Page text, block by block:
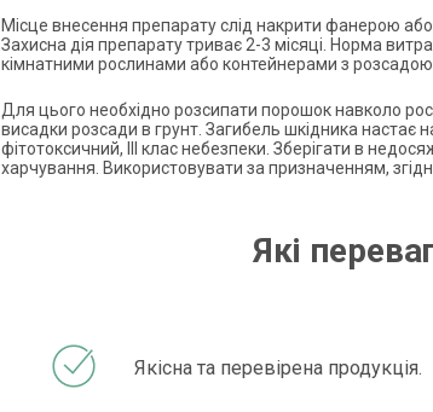
Місце внесення препарату слід накрити фанерою
Захисна дія препарату триває 2-3 місяці. Норма
кімнатними рослинами або контейнерами з
Для цього необхідно розсипати порошок навколо
висадки розсади в грунт. Загибель шкідника настає
фітотоксичний, III клас небезпеки. Зберігати в
харчування. Використовувати за призначенням,
Які
Якісна та перевірена продукція.